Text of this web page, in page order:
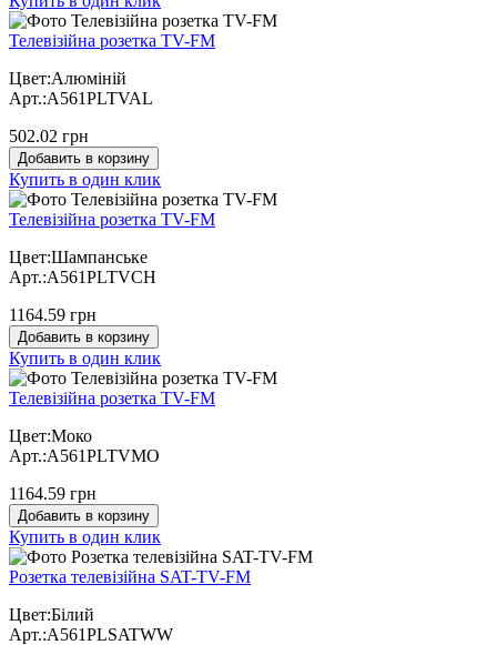
Телевізійна розетка TV-FM
Цвет:Алюміній
Арт.:A561PLTVAL
502.02 грн
Добавить в корзину
Купить в один клик
Телевізійна розетка TV-FM
Цвет:Шампанське
Арт.:A561PLTVCH
1164.59 грн
Добавить в корзину
Купить в один клик
Телевізійна розетка TV-FM
Цвет:Моко
Арт.:A561PLTVMO
1164.59 грн
Добавить в корзину
Купить в один клик
Розетка телевізійна SAT-TV-FM
Цвет:Білий
Арт.:A561PLSATWW